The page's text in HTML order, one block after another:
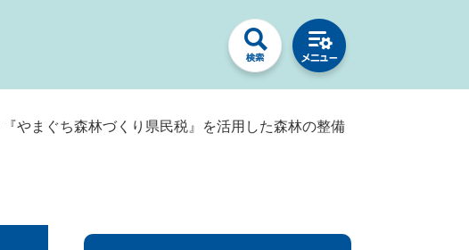
『やまぐち森林づくり県民税』を活用した森林の整備